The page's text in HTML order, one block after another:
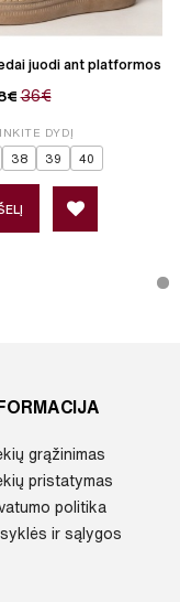
juodi ant platformos
36€
DYDĮ
38 39 40
grąžinimas
pristatymas
politika
ir sąlygos